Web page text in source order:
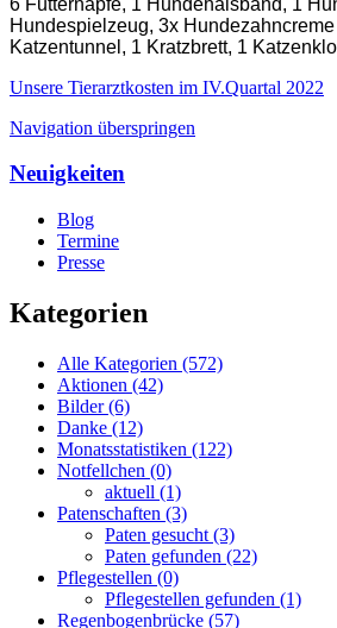
Hundespielzeug, 3x
Katzentunnel, 1 Kratzbrett, 1
Unsere Tierarztkosten im IV.Quartal 2022
Navigation überspringen
Neuigkeiten
Blog
Termine
Presse
Kategorien
Alle Kategorien (572)
Aktionen (42)
Bilder (6)
Danke (12)
Monatsstatistiken (122)
Notfellchen (0)
aktuell (1)
Patenschaften (3)
Paten gesucht (3)
Paten gefunden (22)
Pflegestellen (0)
Pflegestellen gefunden (1)
Regenbogenbrücke (57)